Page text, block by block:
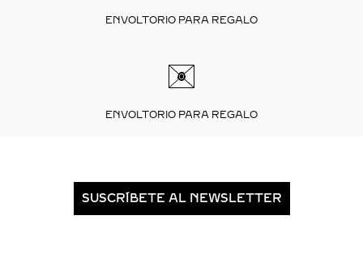
ENVOLTORIO PARA REGALO
ENVOLTORIO PARA REGALO
SUSCRÍBETE AL NEWSLETTER